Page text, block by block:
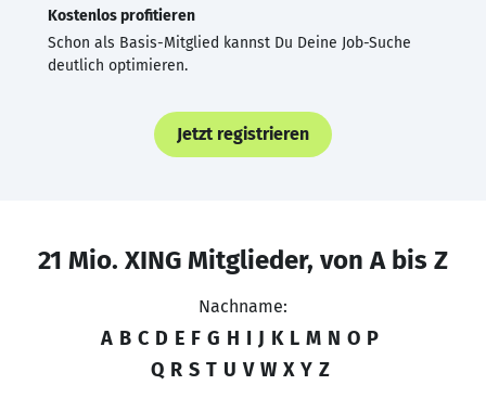
Kostenlos profitieren
Schon als Basis-Mitglied kannst Du Deine Job-Suche
deutlich optimieren.
Jetzt registrieren
21 Mio. XING Mitglieder, von A bis Z
Nachname:
A B C D E F G H I J K L M N O P
Q R S T U V W X Y Z